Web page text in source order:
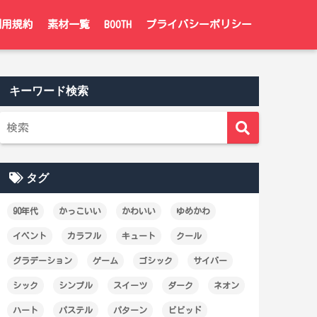
規約 素材一覧 BOOTH プライバシーポリシー
キーワード検索
タグ
90年代 かっこいい かわいい ゆめかわ
イベント カラフル キュート クール
グラデーション ゲーム ゴシック サイバー
シック シンプル スイーツ ダーク ネオン
ハート パステル パターン ビビッド